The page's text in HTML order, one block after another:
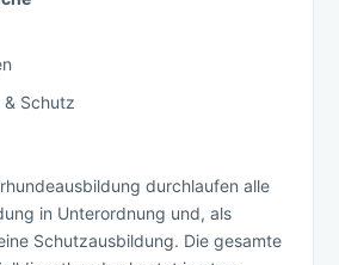
& Schutz
durchlaufen alle
in Unterordnung und, als
Schutzausbildung. Die gesamte